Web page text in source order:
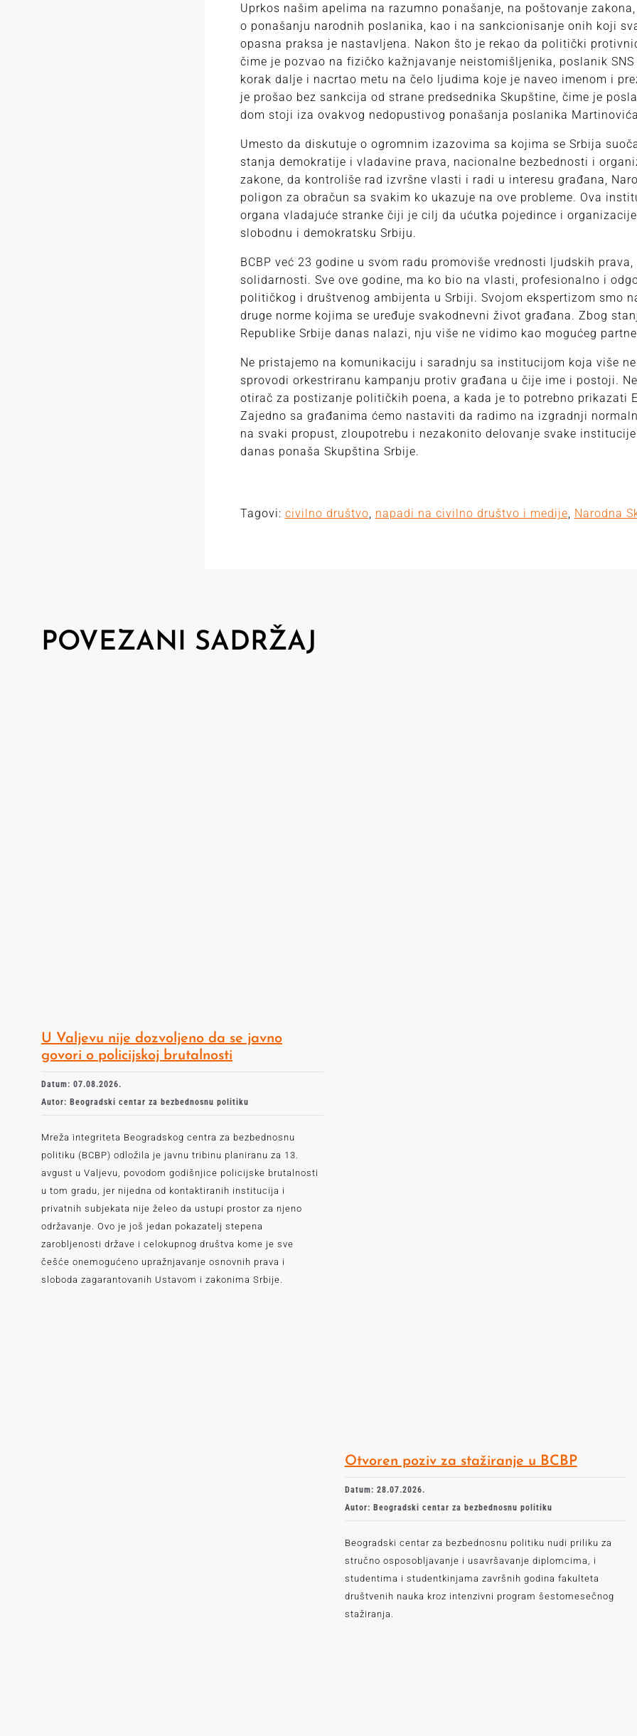
Uprkos našim apelima na razumno ponašanje, na poštovanje
o ponašanju narodnih poslanika, kao i na sankcionisanje onih koji
opasna praksa je nastavljena. Nakon što je rekao da politički
čime je pozvao na fizičko kažnjavanje neistomišljenika, poslanik
korak dalje i nacrtao metu na čelo ljudima koje je naveo imenom i
je prošao bez sankcija od strane predsednika Skupštine, čime je
dom stoji iza ovakvog nedopustivog ponašanja poslanika
Umesto da diskutuje o ogromnim izazovima sa kojima se Srbija
stanja demokratije i vladavine prava, nacionalne bezbednosti i
zakone, da kontroliše rad izvršne vlasti i radi u interesu građana,
poligon za obračun sa svakim ko ukazuje na ove probleme. Ova
organa vladajuće stranke čiji je cilj da ućutka pojedince i
slobodnu i demokratsku Srbiju.
BCBP već 23 godine u svom radu promoviše vrednosti ljudskih
solidarnosti. Sve ove godine, ma ko bio na vlasti, profesionalno i
političkog i društvenog ambijenta u Srbiji. Svojom ekspertizom smo
druge norme kojima se uređuje svakodnevni život građana. Zbog
Republike Srbije danas nalazi, nju više ne vidimo kao mogućeg
Ne pristajemo na komunikaciju i saradnju sa institucijom koja više
sprovodi orkestriranu kampanju protiv građana u čije ime i postoji.
otirač za postizanje političkih poena, a kada je to potrebno prikazati
Zajedno sa građanima ćemo nastaviti da radimo na izgradnji
na svaki propust, zloupotrebu i nezakonito delovanje svake
danas ponaša Skupština Srbije.
Tagovi: civilno društvo, napadi na civilno društvo i medije, Narodna
POVEZANI SADRŽAJ
U Valjevu nije dozvoljeno da se javno
govori o policijskoj brutalnosti
Datum: 07.08.2026.
Autor: Beogradski centar za bezbednosnu politiku
Mreža integriteta Beogradskog centra za bezbednosnu
politiku (BCBP) odložila je javnu tribinu planiranu za 13.
avgust u Valjevu, povodom godišnjice policijske brutalnosti
u tom gradu, jer nijedna od kontaktiranih institucija i
privatnih subjekata nije želeo da ustupi prostor za njeno
održavanje. Ovo je još jedan pokazatelj stepena
zarobljenosti države i celokupnog društva kome je sve
češće onemogućeno upražnjavanje osnovnih prava i
sloboda zagarantovanih Ustavom i zakonima Srbije.
Otvoren poziv za stažiranje u BCBP
Datum: 28.07.2026.
Autor: Beogradski centar za bezbednosnu politiku
Beogradski centar za bezbednosnu politiku nudi priliku za
stručno osposobljavanje i usavršavanje diplomcima, i
studentima i studentkinjama završnih godina fakulteta
društvenih nauka kroz intenzivni program šestomesečnog
stažiranja.